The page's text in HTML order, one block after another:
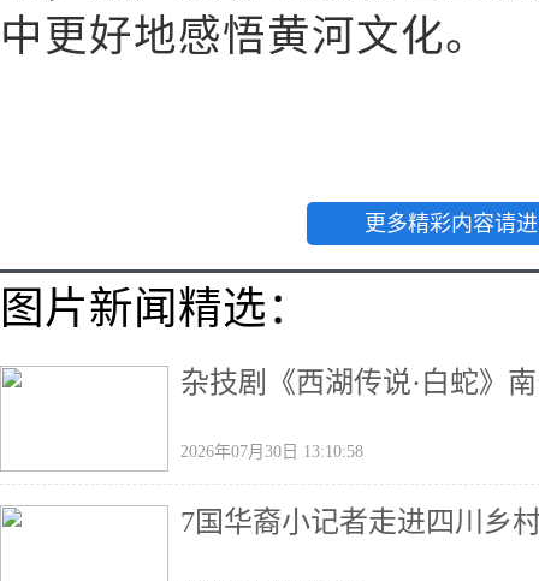
中更好地感悟黄河文化。
更多精彩内容请
图片新闻精选：
杂技剧《西湖传说·白蛇》
2026年07月30日 13:10:58
7国华裔小记者走进四川乡